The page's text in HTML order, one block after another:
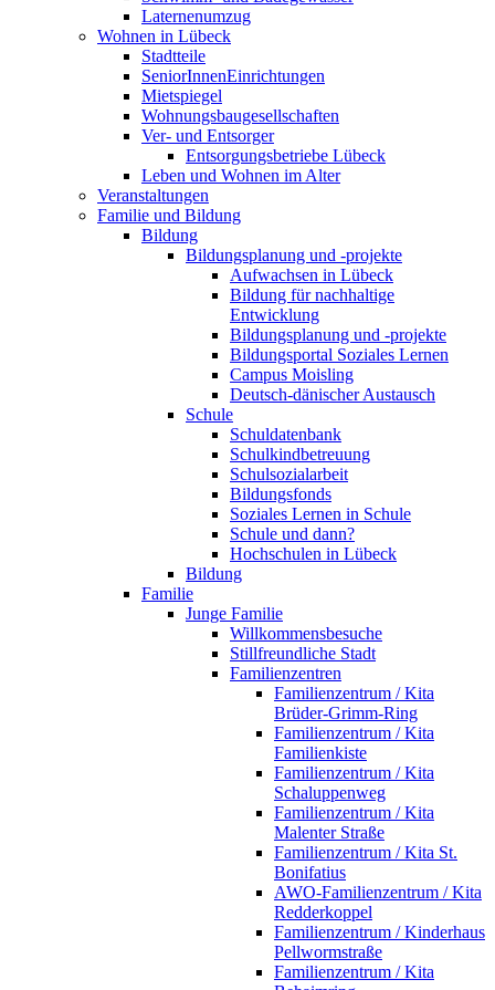
Laternenumzug
Wohnen in Lübeck
Stadtteile
SeniorInnenEinrichtungen
Mietspiegel
Wohnungsbaugesellschaften
Ver- und Entsorger
Entsorgungsbetriebe Lübeck
Leben und Wohnen im Alter
Veranstaltungen
Familie und Bildung
Bildung
Bildungsplanung und -projekte
Aufwachsen in Lübeck
Bildung für nachhaltige
Entwicklung
Bildungsplanung und -projekte
Bildungsportal Soziales Lernen
Campus Moisling
Deutsch-dänischer Austausch
Schule
Schuldatenbank
Schulkindbetreuung
Schulsozialarbeit
Bildungsfonds
Soziales Lernen in Schule
Schule und dann?
Hochschulen in Lübeck
Bildung
Familie
Junge Familie
Willkommensbesuche
Stillfreundliche Stadt
Familienzentren
Familienzentrum / Kita
Brüder-Grimm-Ring
Familienzentrum / Kita
Familienkiste
Familienzentrum / Kita
Schaluppenweg
Familienzentrum / Kita
Malenter Straße
Familienzentrum / Kita St.
Bonifatius
AWO-Familienzentrum / Kita
Redderkoppel
Familienzentrum / Kinderhaus
Pellwormstraße
Familienzentrum / Kita